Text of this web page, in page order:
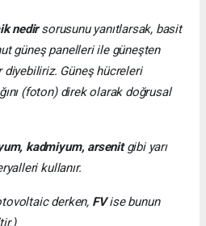
nedirsorusunu yanıtlarsak, basit
güneş panelleri ile güneşten
Güneş hücreleri
(foton) direk olarak doğrusal
kadmiyum, arsenitgibi yarı
kullanır.
derken, FVise bunun